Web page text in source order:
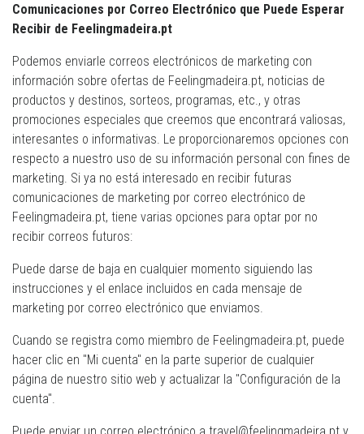
Comunicaciones por Correo Electrónico que Puede Esperar
Recibir de Feelingmadeira.pt
Podemos enviarle correos electrónicos de marketing con
información sobre ofertas de Feelingmadeira.pt, noticias de
productos y destinos, sorteos, programas, etc., y otras
promociones especiales que creemos que encontrará valiosas,
interesantes o informativas. Le proporcionaremos opciones con
respecto a nuestro uso de su información personal con fines de
marketing. Si ya no está interesado en recibir futuras
comunicaciones de marketing por correo electrónico de
Feelingmadeira.pt, tiene varias opciones para optar por no
recibir correos futuros:
Puede darse de baja en cualquier momento siguiendo las
instrucciones y el enlace incluidos en cada mensaje de
marketing por correo electrónico que enviamos.
Cuando se registra como miembro de Feelingmadeira.pt, puede
hacer clic en "Mi cuenta" en la parte superior de cualquier
página de nuestro sitio web y actualizar la "Configuración de la
cuenta".